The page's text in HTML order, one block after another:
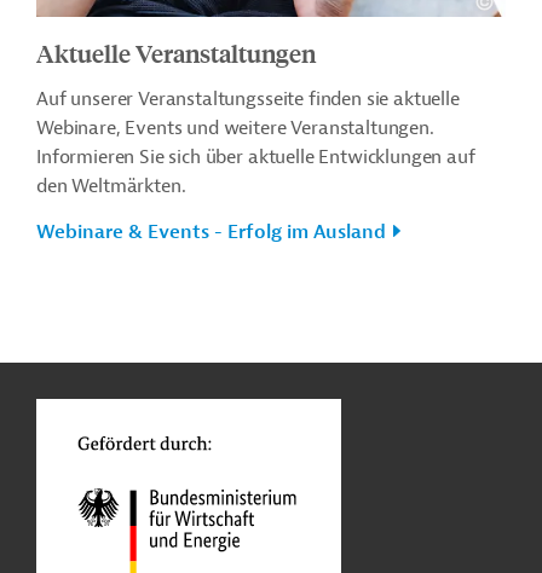
Aktuelle Veranstaltungen
Auf unserer Veranstaltungsseite finden sie aktuelle
Webinare, Events und weitere Veranstaltungen.
Informieren Sie sich über aktuelle Entwicklungen auf
den Weltmärkten.
Webinare & Events - Erfolg im Ausland